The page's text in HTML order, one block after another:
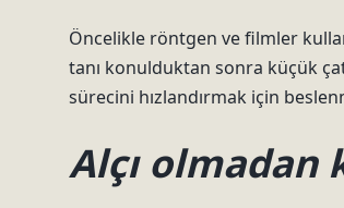
Öncelikle röntgen ve filmler
tanı konulduktan sonra küçük
sürecini hızlandırmak için
Alçı olmadan